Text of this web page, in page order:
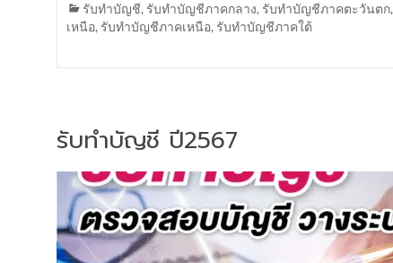
รับทำบัญชี, รับทำบัญชีภาคกลาง, รับทำบัญชีภาคตะวันตก,
เหนือ, รับทำบัญชีภาคเหนือ, รับทำบัญชีภาคใต้
รับทำบัญชี ปี2567